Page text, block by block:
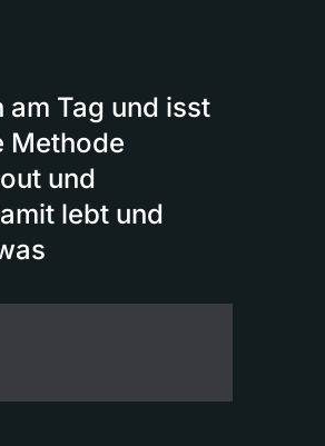
am Tag und isst
Methode
und
lebt und